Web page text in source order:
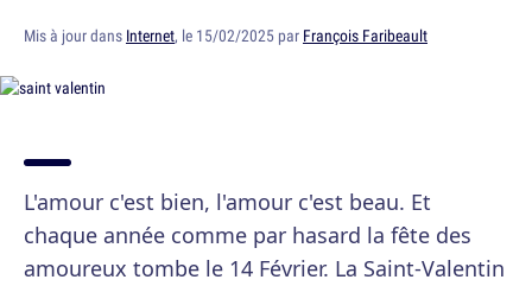
Mis à jour dans Internet, le 15/02/2025 par François Faribeault
L'amour c'est bien, l'amour c'est beau. Et
chaque année comme par hasard la fête des
amoureux tombe le 14 Février. La Saint-Valentin